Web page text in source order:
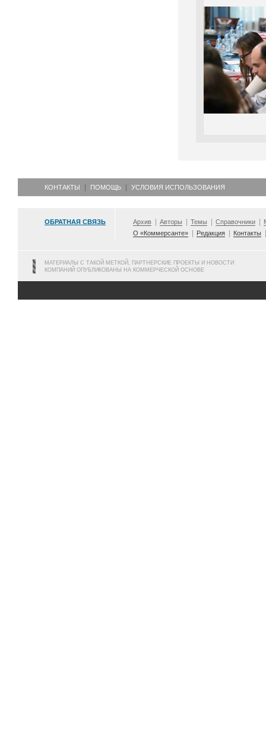
КОНТАКТЫ ПОМОЩЬ УСЛОВИЯ ИСПОЛЬЗОВАНИЯ
ОБРАТНАЯ СВЯЗЬ Архив Авторы Темы Справочники
О «Коммерсанте»
Редакция Контакты
МАТЕРИАЛЫ С ТАКОЙ МЕТКОЙ, ПАРТНЕРСКИЕ ПРОЕКТЫ И НОВОСТИ
КОМПАНИЙ ОПУБЛИКОВАНЫ НА КОММЕРЧЕСКОЙ ОСНОВЕ